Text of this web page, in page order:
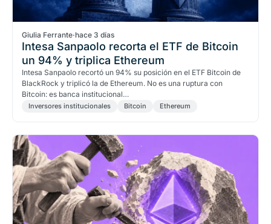
Giulia Ferrante·hace 3 días
Intesa Sanpaolo recorta el ETF de Bitcoin
un 94% y triplica Ethereum
Intesa Sanpaolo recortó un 94% su posición en el ETF Bitcoin de
BlackRock y triplicó la de Ethereum. No es una ruptura con
Bitcoin: es banca institucional…
Inversores institucionales Bitcoin Ethereum